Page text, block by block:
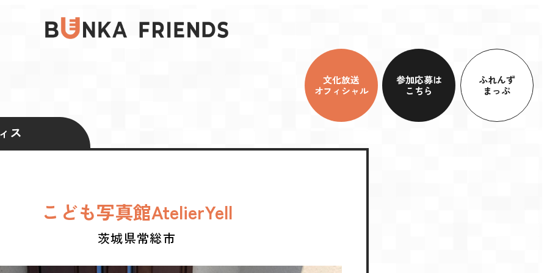
文化放送
オフィシャル
参加応募は
こちら
ふれんず
まっぷ
ス
こども写真館AtelierYell
茨城県常総市